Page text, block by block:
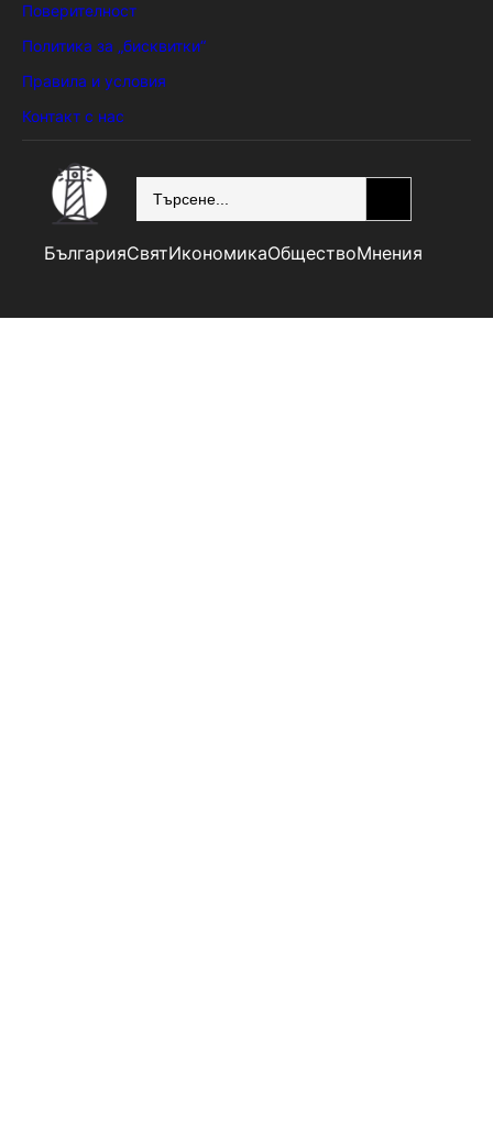
Поверителност
Политика за „бисквитки“
Правила и условия
Контакт с нас
БългарияСвятИкономикаОбществоМнения